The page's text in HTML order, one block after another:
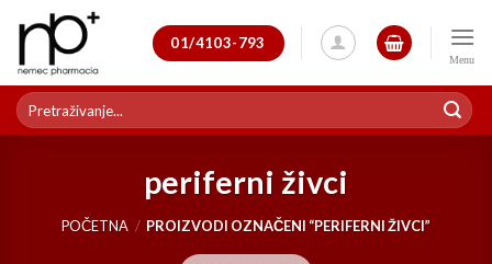
content
01/4103-793
Pretraži:
periferni živci
POČETNA / PROIZVODI OZNAČENI “PERIFERNI ŽIVCI”